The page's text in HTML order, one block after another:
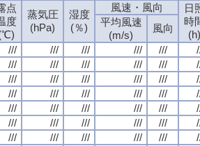
点
度
蒸気圧
(hPa)
湿度
(％)
風速・風向
日
時
(h)
平均風速
(m/s)
風向
/// /// /// /// ///
/// /// /// /// ///
/// /// /// /// ///
/// /// /// /// ///
/// /// /// /// ///
/// /// /// /// ///
/// /// /// /// ///